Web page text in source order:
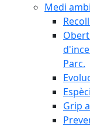
Medi
Parc.
Grip